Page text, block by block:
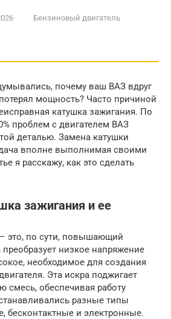
Бензиновый двигатель
почему ваш ВАЗ вдруг
мощность? Часто причиной
катушка зажигания. По
проблем с двигателем ВАЗ
деталью. Замена катушки
вполне выполнимая своими
я расскажу, как это сделать
зажигания и ее
это, по сути, повышающий
низкое напряжение
необходимое для создания
Эта искра поджигает
смесь, обеспечивая работу
разные типы
бесконтактные и электронные.